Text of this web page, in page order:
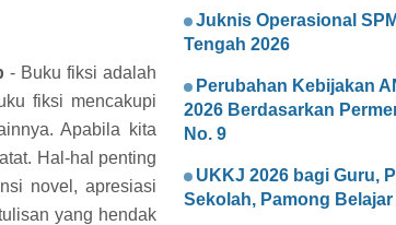
- Buku fiksi adalah
fiksi mencakupi
Apabila kita
Hal-hal penting
novel, apresiasi
yang hendak
Juknis Operasional
Tengah 2026
Perubahan Kebijakan
2026 Berdasarkan
No. 9
UKKJ 2026 bagi Guru,
Sekolah, Pamong